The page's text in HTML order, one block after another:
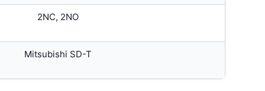
2NC, 2NO
Mitsubishi SD-T